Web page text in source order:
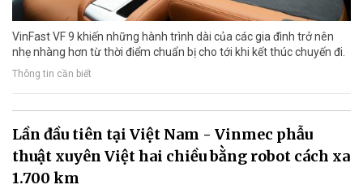
VinFast VF 9 khiến những hành trình dài của các gia đình trở nên
nhẹ nhàng hơn từ thời điểm chuẩn bị cho tới khi kết thúc chuyến đi.
Thông tin cần biết
Lần đầu tiên tại Việt Nam - Vinmec phẫu
thuật xuyên Việt hai chiều bằng robot cách xa
1.700 km